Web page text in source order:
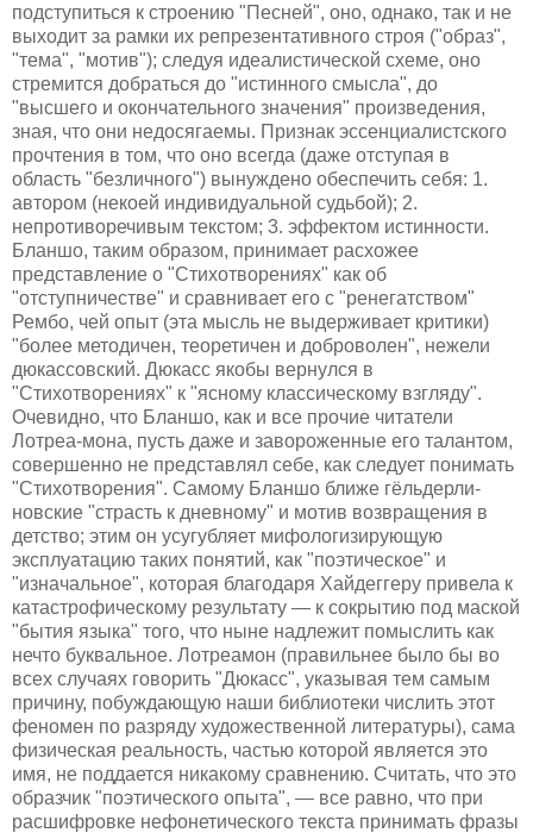
подступиться к строению "Песней", оно, однако, так и не
выходит за рамки их репрезентативного строя ("образ",
"тема", "мотив"); следуя идеалистической схеме, оно
стремится добраться до "истинного смысла", до
"высшего и окончательного значения" произведения,
зная, что они недосягаемы. Признак эссенциалистского
прочтения в том, что оно всегда (даже отступая в
область "безличного") вынуждено обеспечить себя: 1.
автором (некоей индивидуальной судьбой); 2.
непротиворечивым текстом; 3. эффектом истинности.
Бланшо, таким образом, принимает расхожее
представление о "Стихотворениях" как об
"отступничестве" и сравнивает его с "ренегатством"
Рембо, чей опыт (эта мысль не выдерживает критики)
"более методичен, теоретичен и доброволен", нежели
дюкассовский. Дюкасс якобы вернулся в
"Стихотворениях" к "ясному классическому взгляду".
Очевидно, что Бланшо, как и все прочие читатели
Лотреа-мона, пусть даже и завороженные его талантом,
совершенно не представлял себе, как следует понимать
"Стихотворения". Самому Бланшо ближе гёльдерли-
новские "страсть к дневному" и мотив возвращения в
детство; этим он усугубляет мифологизирующую
эксплуатацию таких понятий, как "поэтическое" и
"изначальное", которая благодаря Хайдеггеру привела к
катастрофическому результату — к сокрытию под маской
"бытия языка" того, что ныне надлежит помыслить как
нечто буквальное. Лотреамон (правильнее было бы во
всех случаях говорить "Дюкасс", указывая тем самым
причину, побуждающую наши библиотеки числить этот
феномен по разряду художественной литературы), сама
физическая реальность, частью которой является это
имя, не поддается никакому сравнению. Считать, что это
образчик "поэтического опыта", — все равно, что при
расшифровке нефонетического текста принимать фразы